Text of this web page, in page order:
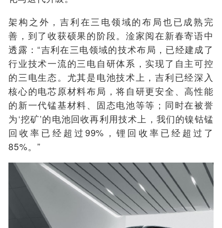
架构之外，吉利在三电领域的布局也已成熟完
善，到了收获硕果的阶段。淦家阅在新春寄语中
透露：“吉利在三电领域的技术布局，已经建成了
行业技术一流的三电自研体系，实现了自主可控
的三电生态。尤其是电池技术上，吉利已经深入
核心的电芯原材料布局，将自研更安全、高性能
的新一代锰基材料、固态电池等等；同时在被誉
为‘挖矿’的电池回收再利用技术上，我们的镍钴锰
回收率已经超过99%，锂回收率已经超过了
85%。”